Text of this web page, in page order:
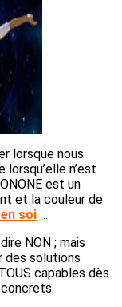
lorsque nous
n’est
est un
et la couleur de
soi …
NON ; mais
des solutions
capables dès